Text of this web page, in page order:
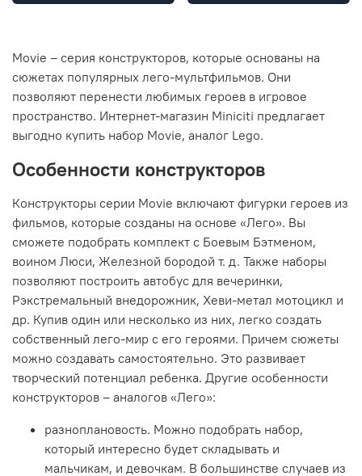
Movie – серия конструкторов, которые основаны на
сюжетах популярных лего-мультфильмов. Они
позволяют перенести любимых героев в игровое
пространство. Интернет-магазин Miniciti предлагает
выгодно купить набор Movie, аналог Lego.
Особенности конструкторов
Конструкторы серии Movie включают фигурки героев из
фильмов, которые созданы на основе «Лего». Вы
сможете подобрать комплект с Боевым Бэтменом,
воином Люси, Железной бородой т. д. Также наборы
позволяют построить автобус для вечеринки,
Рэкстремальный внедорожник, Хеви-метал мотоцикл и
др. Купив один или несколько из них, легко создать
собственный лего-мир с его героями. Причем сюжеты
можно создавать самостоятельно. Это развивает
творческий потенциал ребенка. Другие особенности
конструкторов – аналогов «Лего»:
разноплановость. Можно подобрать набор,
который интересно будет складывать и
мальчикам, и девочкам. В большинстве случаев из